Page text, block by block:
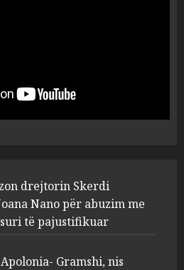
Joana Nano për
me fondet publike dhe
të pajustifikuar
Gramshi, nis
penal për Koço
(VIDEO)
27, 2025
drejtorin Skerdi
Nano për abuzim me
të pajustifikuar
Gramshi, nis